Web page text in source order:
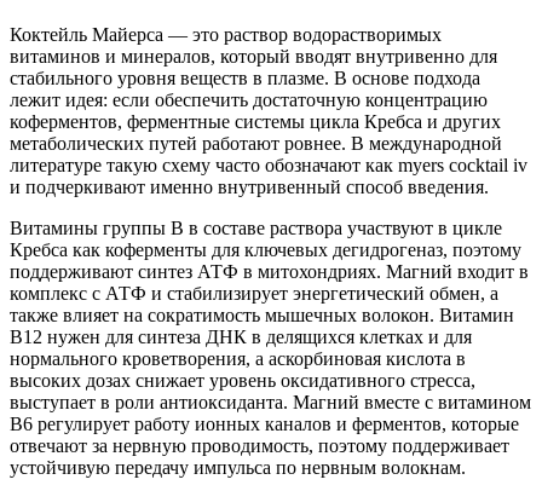
Коктейль Майерса — это раствор водорастворимых
витаминов и минералов, который вводят внутривенно для
стабильного уровня веществ в плазме. В основе подхода
лежит идея: если обеспечить достаточную концентрацию
коферментов, ферментные системы цикла Кребса и других
метаболических путей работают ровнее. В международной
литературе такую схему часто обозначают как myers cocktail iv
и подчеркивают именно внутривенный способ введения.
Витамины группы B в составе раствора участвуют в цикле
Кребса как коферменты для ключевых дегидрогеназ, поэтому
поддерживают синтез АТФ в митохондриях. Магний входит в
комплекс с АТФ и стабилизирует энергетический обмен, а
также влияет на сократимость мышечных волокон. Витамин
B12 нужен для синтеза ДНК в делящихся клетках и для
нормального кроветворения, а аскорбиновая кислота в
высоких дозах снижает уровень оксидативного стресса,
выступает в роли антиоксиданта. Магний вместе с витамином
B6 регулирует работу ионных каналов и ферментов, которые
отвечают за нервную проводимость, поэтому поддерживает
устойчивую передачу импульса по нервным волокнам.